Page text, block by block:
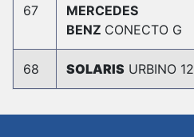
67
MERCEDES
BENZ CONECTO G
68 SOLARIS URBINO 12